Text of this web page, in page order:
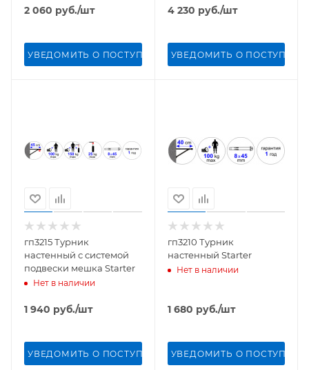
2 060 руб./шт
УВЕДОМИТЬ О ПОСТУПЛЕНИИ
4 230 руб./шт
УВЕДОМИТЬ О
гп3215 Турник
настенный с системой
подвески мешка Starter
Нет в наличии
1 940 руб./шт
УВЕДОМИТЬ О ПОСТУПЛЕНИИ
гп3210 Турник
настенный Starter
Нет в наличии
1 680 руб./шт
УВЕДОМИТЬ О